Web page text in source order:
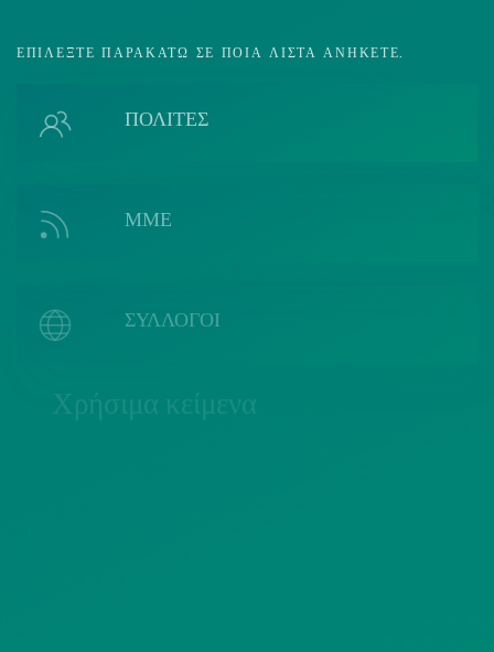
ΕΠΙΛΈΞΤΕ ΠΑΡΑΚΆΤΩ ΣΕ ΠΟΙΑ ΛΊΣΤΑ ΑΝΉΚΕΤΕ.
ΠΟΛΙΤΕΣ
ΜΜΕ
ΣΥΛΛΟΓΟΙ
Χρήσιμα κείμενα